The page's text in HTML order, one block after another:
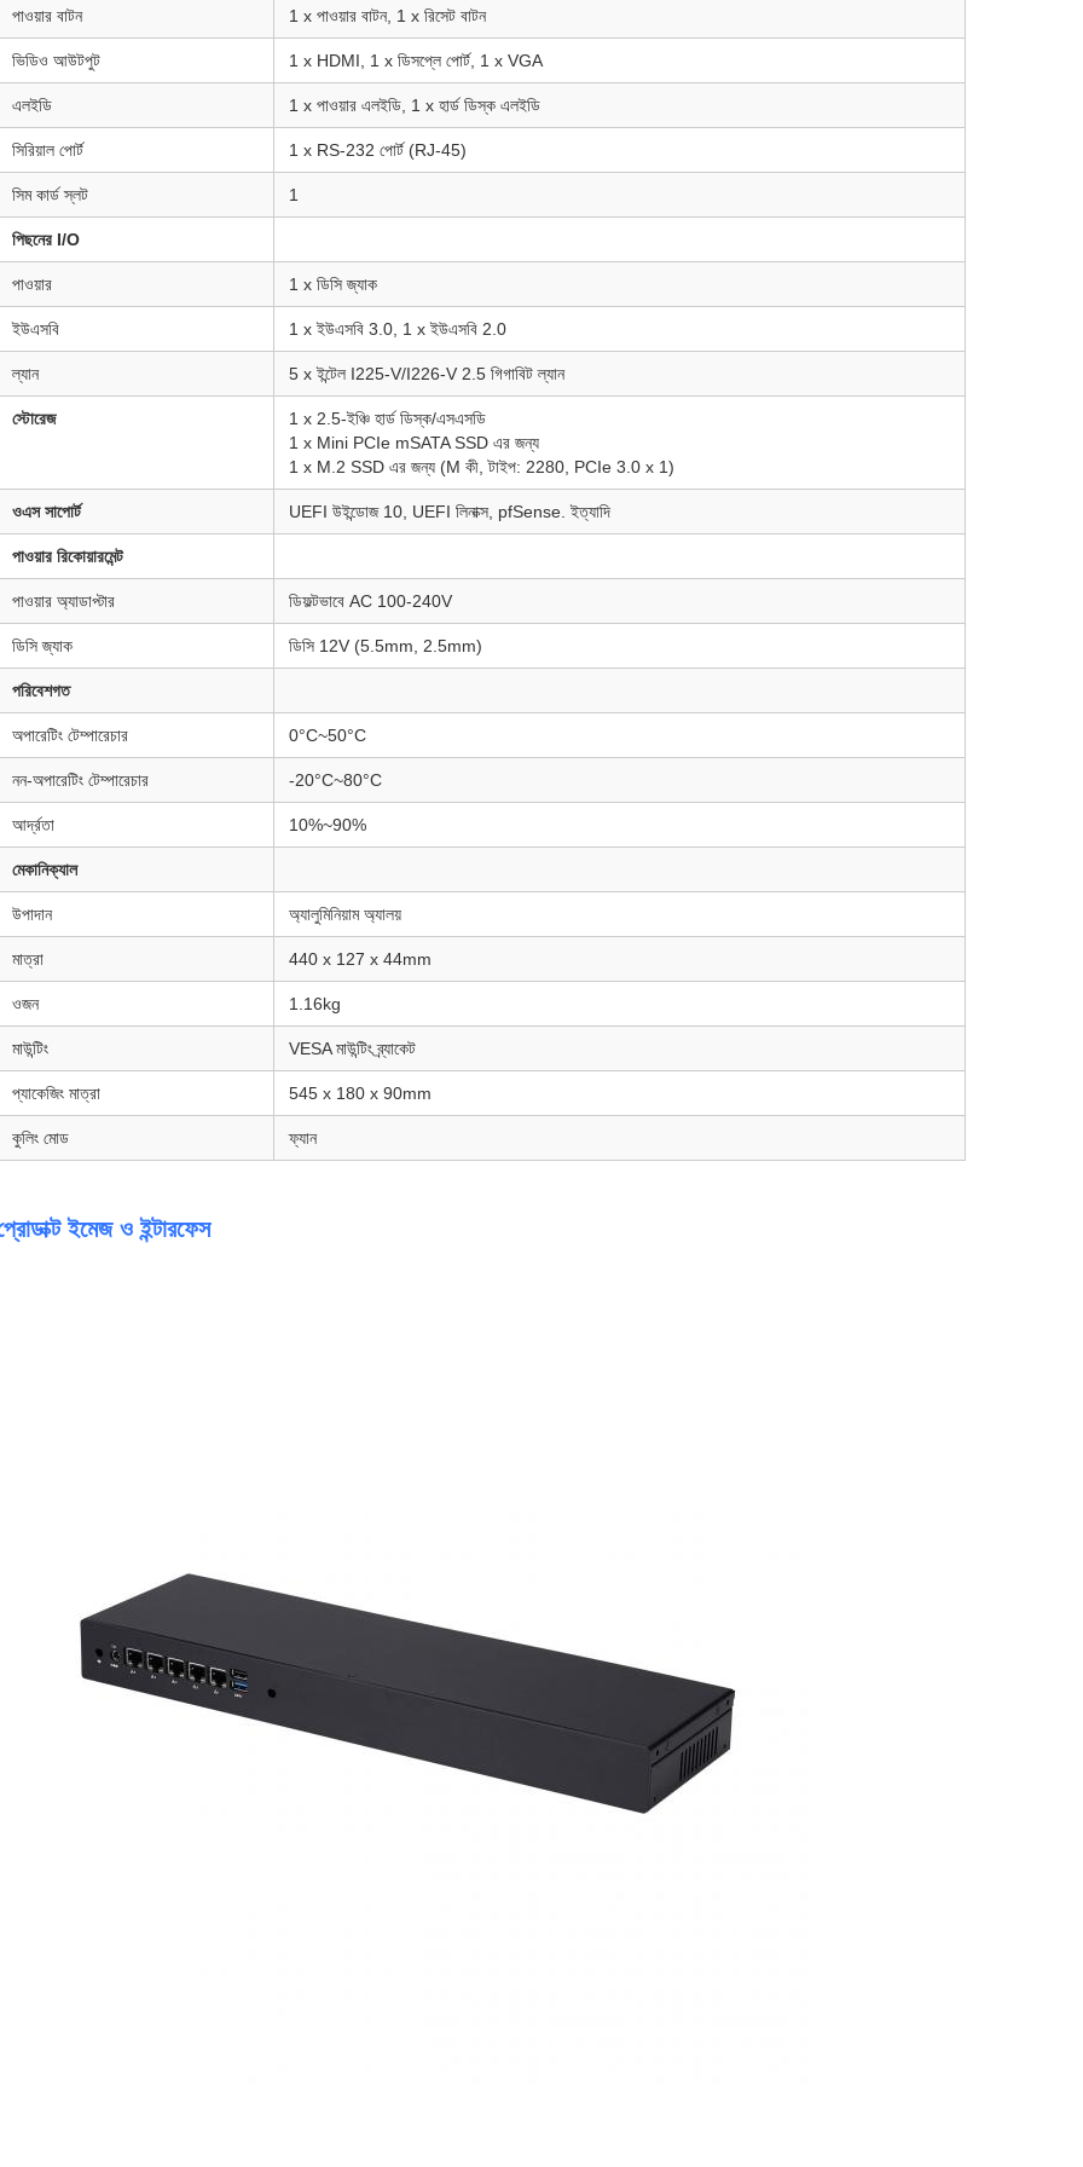
পাওয়ার বাটন 1 x পাওয়ার বাটন, 1 x রিসেট বাটন
ভিডিও আউটপুট 1 x HDMI, 1 x ডিসপ্লে পোর্ট, 1 x VGA
এলইডি 1 x পাওয়ার এলইডি, 1 x হার্ড ডিস্ক এলইডি
সিরিয়াল পোর্ট 1 x RS-232 পোর্ট (RJ-45)
সিম কার্ড স্লট 1
পিছনের I/O
পাওয়ার 1 x ডিসি জ্যাক
ইউএসবি 1 x ইউএসবি 3.0, 1 x ইউএসবি 2.0
ল্যান 5 x ইন্টেল I225-V/I226-V 2.5 গিগাবিট ল্যান
স্টোরেজ
1 x 2.5-ইঞ্চি হার্ড ডিস্ক/এসএসডি
1 x Mini PCIe mSATA SSD এর জন্য
1 x M.2 SSD এর জন্য (M কী, টাইপ: 2280, PCIe 3.0 x 1)
ওএস সাপোর্ট UEFI উইন্ডোজ 10, UEFI লিনাক্স, pfSense. ইত্যাদি
পাওয়ার রিকোয়ারমেন্ট
পাওয়ার অ্যাডাপ্টার ডিফল্টভাবে AC 100-240V
ডিসি জ্যাক ডিসি 12V (5.5mm, 2.5mm)
পরিবেশগত
অপারেটিং টেম্পারেচার 0°C~50°C
নন-অপারেটিং টেম্পারেচার -20°C~80°C
আর্দ্রতা 10%~90%
মেকানিক্যাল
উপাদান অ্যালুমিনিয়াম অ্যালয়
মাত্রা 440 x 127 x 44mm
ওজন 1.16kg
মাউন্টিং VESA মাউন্টিং ব্র্যাকেট
প্যাকেজিং মাত্রা 545 x 180 x 90mm
কুলিং মোড ফ্যান
ইমেজ ও ইন্টারফেস